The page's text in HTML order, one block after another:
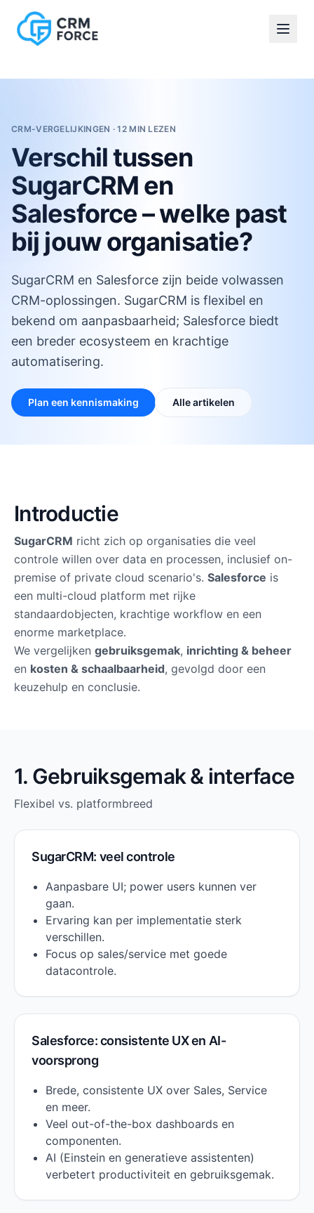
Diensten
Salesforce Quick Scan
Procesautomatisering & rapportages
CRM-strategie & projectbegeleiding
Training Platform
Salesforce Training
Training
Training Platform
Salesforce Training
Kennisserie
Klantverhalen
Over CRM Force
Waarom CRM Force
Over ons
Werken bij
Freelancers
CRM-VERGELIJKINGEN · 12 MIN LEZEN
Verschil tussen
SugarCRM en
Salesforce – welke past
bij jouw organisatie?
SugarCRM en Salesforce zijn beide volwassen
CRM-oplossingen. SugarCRM is flexibel en
bekend om aanpasbaarheid; Salesforce biedt
een breder ecosysteem en krachtige
automatisering.
Plan een kennismaking Alle artikelen
Introductie
SugarCRM richt zich op organisaties die veel
controle willen over data en processen, inclusief on-
premise of private cloud scenario's. Salesforce is
een multi-cloud platform met rijke
standaardobjecten, krachtige workflow en een
enorme marketplace.
We vergelijken gebruiksgemak, inrichting & beheer
en kosten & schaalbaarheid, gevolgd door een
keuzehulp en conclusie.
1. Gebruiksgemak & interface
Flexibel vs. platformbreed
SugarCRM: veel controle
Aanpasbare UI; power users kunnen ver
gaan.
Ervaring kan per implementatie sterk
verschillen.
Focus op sales/service met goede
datacontrole.
Salesforce: consistente UX en AI-
voorsprong
Brede, consistente UX over Sales, Service
en meer.
Veel out-of-the-box dashboards en
componenten.
AI (Einstein en generatieve assistenten)
verbetert productiviteit en gebruiksgemak.